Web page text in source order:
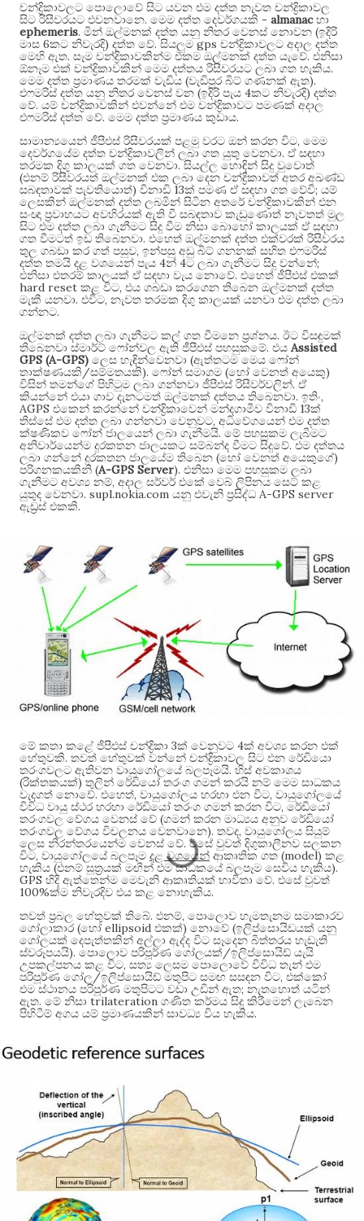
චන්ද්‍රිකාවලට පොලොවේ සිට යවන එම දත්ත නැවත චන්ද්‍රිකාවල
සිට රිසීවරයට එවනවානෙ. මෙම දත්ත දෙවර්ගයකි - almanac හා
ephemeris. මින් ඔල්මනක් දත්ත යනු නිතර වෙනස් නොවන (ඉදිරි
මාස 6කට නිවැරදි) දත්ත වේ.සියලුම gps චන්ද්‍රිකාවලට අදාල දත්ත
මෙහි ඇත. සෑම චන්ද්‍රිකාවකින්ම එකම ඔල්මනක් දත්ත යැවේ. එනිසා
ඕනෑම එක් චන්ද්‍රිකාවකින් මෙම දත්තය රිසීවරයට ලබා ගත හැකිය.
මෙම දත්ත ප්‍රමාණය තරමක් වැඩිය (වැඩිපුර බිට් ගණනක් ඇත).
එෆමරිස් දත්ත යනු නිතර වෙනස් වන (ඉදිරි පැය 4කට නිවැරදි) දත්ත
වේ. යම් චන්ද්‍රිකාවකින් එවන්නේ එම චන්ද්‍රිකාවට පමණක් අදාල
එෆමරිස් දත්ත වේ. මෙම දත්ත ප්‍රමාණය කුඩාය.
සාමාන්‍යයෙන් ජීපීඑස් රිසීවරයක් පළමු වරට ඔන් කරන විට, මෙම
දෙවර්ගයේම දත්ත චන්ද්‍රිකාවලින් ලබා ගත යුතු වෙනවා. ඒ සඳහා
තරමක දිගු කාලයක් ගත වෙනවා.සියල්ල හොඳින් සිදු වුවොත්
(එනම් රිසීවරයත් ඔල්මනක් එක ලබා දෙන චන්ද්‍රිකාවත් අතර අඛණ්ඩ
සබඳතාවක් පැවතියොත්) විනාඩි 13ක් පමණ ඒ සඳහා ගත වේවි; යම්
ලෙසකින් ඔල්මනක් දත්ත ලබමින් සිටින අතරේ චන්ද්‍රිකාවකින් එන
සංඥා ප්‍රවාහයට අවහිරයක් ඇති වී සබඳතාව කැඩුණොත් නැවතත් මුල
සිට එම දත්ත ලබා ගැනීමට සිදු වීම නිසා බොහෝ කාලයක් ඒ සඳහා
ගත වීමටත් ඉඩ තිබෙනවා. එහෙත් ඔල්මනක් දත්ත එක්වරක් රිසීවරය
තුල ගබඩා කර ගත් පසුව, ඉන්පසු අඩු බිට් ගනනක් සහිත එෆමරිස්
දත්ත තමයි දළ වශයෙන් පැය 4න් 4ට ලබා ගැනීමට සිදු වන්නේ;
එනිසා එතරම් කාලයක් ඒ සඳහා වැය නොවේ. එහෙත් ජීපීඑස් එකක්
hard reset කළ විට, එය ගබඩා කරගෙන තිබෙන ඔල්මනක් දත්ත
මැකී යනවා. එවිට, නැවත තරමක දිගු කාලයක් යනවා එම දත්ත ලබා
ගන්නට.
ඔල්මනක් දත්ත ලබා ගැනීමට කල් ගත වීමනෙ ප්‍රශ්නය. ඊට විසඳුමක්
තිබෙනවා ස්මාර්ට් ෆෝන්වල ඇති ජීපීඑස් පහසුකමේ. එය Assisted
GPS (A-GPS) ලෙස හැඳින්වෙනවා (ඇත්තටම මෙය ෆෝන්
තාක්ෂණයකි /සම්මතයකි). ෆෝන් සමාගම (හෝ වෙනත් අයෙකු)
විසින් තමන්ගේ පිහිටුම ලබා ගන්නවා ජීපීඑස් රිසීවර්වලින්.ඒ
කියන්නේ එයා ගාව දැනටමත් ඔල්මනක් දත්තය තිබෙනවා. ඉතිං,
AGPS එකෙන් කරන්නේ චන්ද්‍රිකාවෙන් මන්දගාමීව විනාඩි 13ක්
තිස්සේ එම දත්ත ලබා ගන්නවා වෙනුවට, අධිවේගයෙන් එම දත්ත
ක්ෂණිකව ෆෝන් ජාලයෙන් ලබා ගැනීමයි.මේ පහසුකම ලැබීමට
අනිවාර්යෙන්ම දුරකතන ජාලයකට සම්බන්ද වීමට සිදුවේ.එම දත්තය
ලබා ගන්නේ දුරකතන ජාලයේම තිබෙන (හෝ වෙනත් අයෙකුගේ)
පරිගනකයකිනි (A-GPS Server). එනිසා මෙම පහසුකම ලබා
ගැනීමට අවශ්‍ය නම්, අදාල සර්වර් එකේ වෙබ් ලිපිනය සෙට් කළ
යුතුද වෙනවා. supl.nokia.com යනු එවැනි ප්‍රසිද්ධ A-GPS server
ඇඩ්‍රස් එකකි.
මේ කතා කළේ ජීපීඑස් චන්ද්‍රිකා 3ක් වෙනුවට 4ක් අවශ්‍ය කරන එක්
හේතුවකි. තවත් හේතුවක් වන්නේ චන්ද්‍රිකාවල සිට එන රේඩියො
තරංගවලට ඇතිවන වායුගෝලයේ බලපෑමයි. හිස් අවකාශය
(රික්තකයක්) තුලින් රේඩියෝ තරංග ගමන් කරයි නම් මෙම සාධකය
වැදගත් නොවේ.එහෙත්, වායුගෝලය හරහා එන විට, වායුගෝලයේ
විවිධ වායු ස්ථර හරහා රේඩියෝ තරංග ගමන් කරන විට, රේඩියෝ
තරංගවල වේගය වෙනස් වේ (ගමන් කරන මාධ්‍යය අනුව රේඩියෝ
තරංගවල වේගය විචලනය වෙනවානෙ). තවද, වායුගෝලය සියුම්
ලෙස නිරන්තරයෙන්ම වෙනස් වේ.එසේ වුවත් දිගුකාලීනව සලකන
විට, වායුගෝලයේ බලපෑම දළ වශයෙන් ආකෘතික ගත (model) කළ
හැකිය (එනම් සූත්‍රයක් මඟින් එම සාධකයේ බලපෑම සෙවිය හැකිය).
GPS හිදි ඇත්තෙන්ම මෙවැනි ආකෘතියක් භාවිතා වේ. එසේ වුවත්
100%ක්ම නිවැරදිව එය කළ නොහැකිය.
තවත් ප්‍රබල හේතුවක් තිබේ. එනම්, පොලොව හැමතැනම සමාකාරව
ගෝලාකාර (හෝ ellipsoid එකක්) නොවේ (ඉලිප්සොයිඩයක් යනු
ගෝලයක් දෙපැත්තකින් අල්ලා ඇද්ද විට සෑදෙන බිත්තරය හැඩැති
ස්වරූපයයි). පොලොව පරිපූර්ණ ගෝලයක් /ඉලිප්සොයිඩ් යැයි
උපකල්පනය කළ විට, සත්‍ය ලෙසම පොලොවේ විවිධ තැන් එම
පරිපූර්ණ ගෝල /ඉලිප්සොයිඩ් මතුපිට සමඟ සසඳන විට, එක්කෝ
එම ස්ථානය පරිපූර්ණ මතුපිටට වඩා උඩින් ඇත; නැතහොත් යටින්
ඇත. මේ නිසා trilateration ගණිත කර්මය සිදු කිරීමෙන් ලැබෙන
පිහිටීම් අගය යම් ප්‍රමාණයකින් සාවධ්‍ය විය හැකිය.